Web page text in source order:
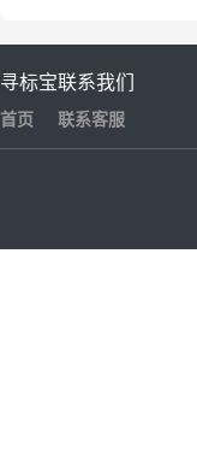
寻标宝
首页
联系我们
联系客服